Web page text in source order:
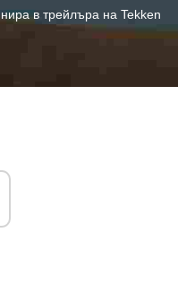
в трейлъра на Tekken